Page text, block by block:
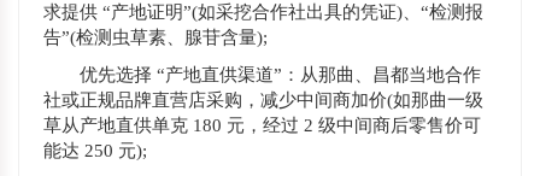
求提供 “产地证明”(如采挖合作社出具的凭证)、“检测报
告”(检测虫草素、腺苷含量);
优先选择 “产地直供渠道”：从那曲、昌都当地合作
社或正规品牌直营店采购，减少中间商加价(如那曲一级
草从产地直供单克 180 元，经过 2 级中间商后零售价可
能达 250 元);